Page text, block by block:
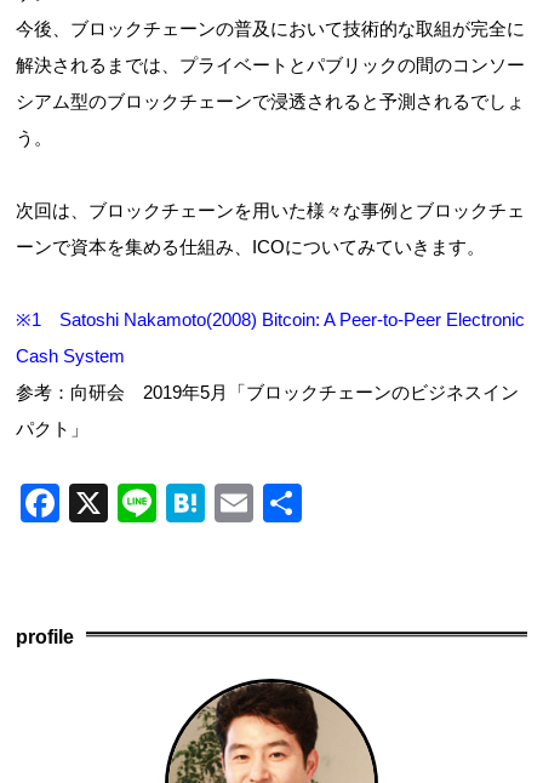
今後、ブロックチェーンの普及において技術的な取組が完全に
解決されるまでは、プライベートとパブリックの間のコンソー
シアム型のブロックチェーンで浸透されると予測されるでしょ
う。
次回は、ブロックチェーンを用いた様々な事例とブロックチェ
ーンで資本を集める仕組み、ICOについてみていきます。
※1 Satoshi Nakamoto(2008) Bitcoin: A Peer-to-Peer Electronic
Cash System
参考：向研会 2019年5月「ブロックチェーンのビジネスイン
パクト」
F
e
b
X
Li
H
E
profile